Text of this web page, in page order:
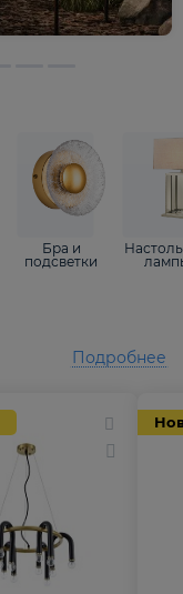
Бра и
подсветки
Подробнее